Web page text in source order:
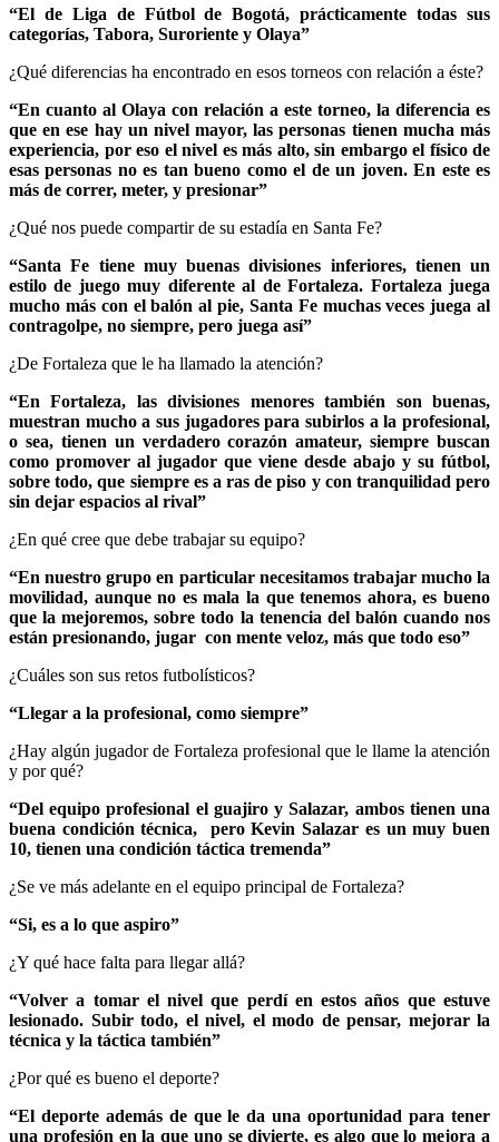
“El de Liga de Fútbol de Bogotá, prácticamente todas sus
categorías, Tabora, Suroriente y Olaya”
¿Qué diferencias ha encontrado en esos torneos con relación a éste?
“En cuanto al Olaya con relación a este torneo, la diferencia es
que en ese hay un nivel mayor, las personas tienen mucha más
experiencia, por eso el nivel es más alto, sin embargo el físico de
esas personas no es tan bueno como el de un joven. En este es
más de correr, meter, y presionar”
¿Qué nos puede compartir de su estadía en Santa Fe?
“Santa Fe tiene muy buenas divisiones inferiores, tienen un
estilo de juego muy diferente al de Fortaleza. Fortaleza juega
mucho más con el balón al pie, Santa Fe muchas veces juega al
contragolpe, no siempre, pero juega así”
¿De Fortaleza que le ha llamado la atención?
“En Fortaleza, las divisiones menores también son buenas,
muestran mucho a sus jugadores para subirlos a la profesional,
o sea, tienen un verdadero corazón amateur, siempre buscan
como promover al jugador que viene desde abajo y su fútbol,
sobre todo, que siempre es a ras de piso y con tranquilidad pero
sin dejar espacios al rival”
¿En qué cree que debe trabajar su equipo?
“En nuestro grupo en particular necesitamos trabajar mucho la
movilidad, aunque no es mala la que tenemos ahora, es bueno
que la mejoremos, sobre todo la tenencia del balón cuando nos
están presionando, jugar con mente veloz, más que todo eso”
¿Cuáles son sus retos futbolísticos?
“Llegar a la profesional, como siempre”
¿Hay algún jugador de Fortaleza profesional que le llame la atención
y por qué?
“Del equipo profesional el guajiro y Salazar, ambos tienen una
buena condición técnica, pero Kevin Salazar es un muy buen
10, tienen una condición táctica tremenda”
¿Se ve más adelante en el equipo principal de Fortaleza?
“Si, es a lo que aspiro”
¿Y qué hace falta para llegar allá?
“Volver a tomar el nivel que perdí en estos años que estuve
lesionado. Subir todo, el nivel, el modo de pensar, mejorar la
técnica y la táctica también”
¿Por qué es bueno el deporte?
“El deporte además de que le da una oportunidad para tener
una profesión en la que uno se divierte, es algo que lo mejora a